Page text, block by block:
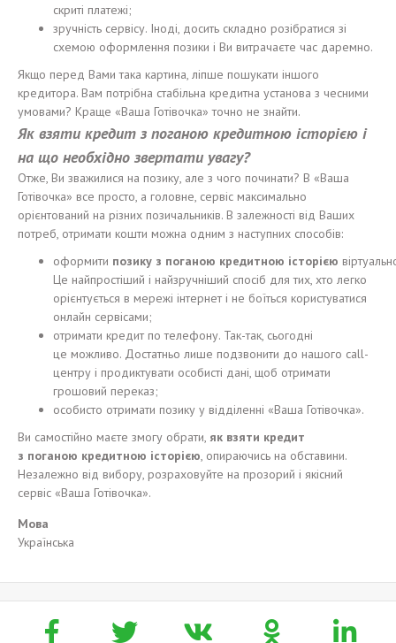
скриті платежі;
зручність сервісу. Іноді, досить складно розібратися зі
схемою оформлення позики і Ви витрачаєте час даремно.
Якщо перед Вами така картина, ліпше пошукати іншого
кредитора. Вам потрібна стабільна кредитна установа з чесними
умовами? Краще «Ваша Готівочка» точно не знайти.
Як взяти кредит з поганою кредитною історією і
на що необхідно звертати увагу?
Отже, Ви зважилися на позику, але з чого починати? В «Ваша
Готівочка» все просто, а головне, сервіс максимально
орієнтований на різних позичальників. В залежності від Ваших
потреб, отримати кошти можна одним з наступних способів:
оформити позику з поганою кредитною історією
Це найпростіший і найзручніший спосіб для тих, хто легко
орієнтується в мережі інтернет і не боїться користуватися
онлайн сервісами;
отримати кредит по телефону. Так-так, сьогодні
це можливо. Достатньо лише подзвонити до нашого call-
центру і продиктувати особисті дані, щоб отримати
грошовий переказ;
особисто отримати позику у відділенні «Ваша Готівочка».
Ви самостійно маєте змогу обрати, як взяти кредит
з поганою кредитною історією, опираючись на обставини.
Незалежно від вибору, розраховуйте на прозорий і якісний
сервіс «Ваша Готівочка».
Мова
Українська